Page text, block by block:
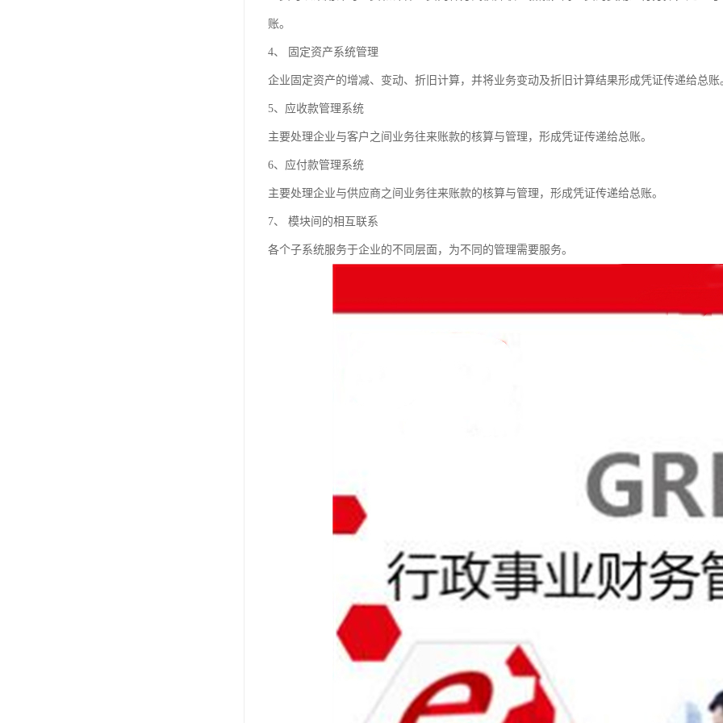
账。
4、 固定资产系统管理
企业固定资产的增减、变动、折旧计算，并将业务变动及折旧计算结果形成凭证传递给总账
5、应收款管理系统
主要处理企业与客户之间业务往来账款的核算与管理，形成凭证传递给总账。
6、应付款管理系统
主要处理企业与供应商之间业务往来账款的核算与管理，形成凭证传递给总账。
7、 模块间的相互联系
各个子系统服务于企业的不同层面，为不同的管理需要服务。